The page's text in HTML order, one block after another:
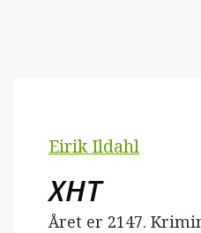
Eirik Ildahl
XHT
Året er 2147.